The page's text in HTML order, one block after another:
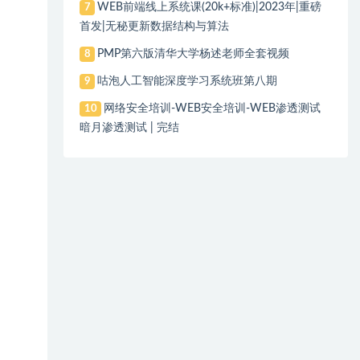
7
WEB前端线上系统课(20k+标准)|2023年|重磅
首发|无秘更新数据结构与算法
8 PMP第六版清华大学杨述老师全套视频
9 咕泡人工智能深度学习系统班第八期
10
网络安全培训-WEB安全培训-WEB渗透测试
暗月渗透测试 | 完结